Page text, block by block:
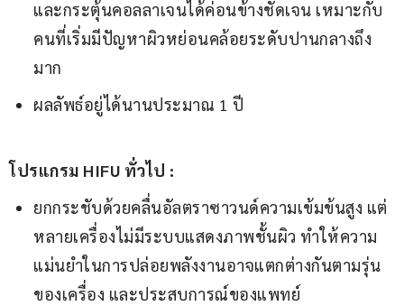
และกระตุ้นคอลลาเจนได้ค่อนข้างชัดเจน เหมาะกับ
คนที่เริ่มมีปัญหาผิวหย่อนคล้อยระดับปานกลางถึง
มาก
ผลลัพธ์อยู่ได้นานประมาณ 1 ปี
โปรแกรม HIFU ทั่วไป :
ยกกระชับด้วยคลื่นอัลตราซาวนด์ความเข้มข้นสูง แต่
หลายเครื่องไม่มีระบบแสดงภาพชั้นผิว ทำให้ความ
แม่นยำในการปล่อยพลังงานอาจแตกต่างกันตามรุ่น
ของเครื่อง และประสบการณ์ของแพทย์